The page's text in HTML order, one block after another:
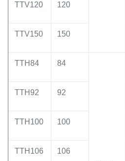
TTV120 120
TTV150 150
TTH84 84
TTH92 92
TTH100 100
TTH106 106